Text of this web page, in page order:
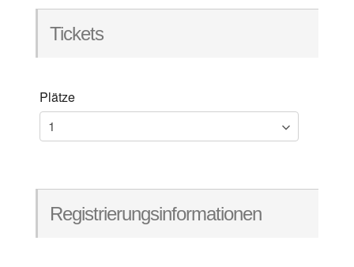
Tickets
Plätze
Registrierungsinformationen